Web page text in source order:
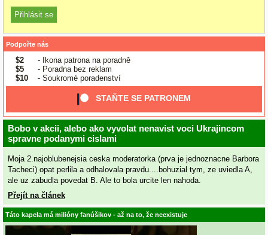
Podpořte nás
$2
- Ikona patrona na poradně
$5
- Poradna bez reklam
$10
- Soukromé poradenství
STAŇTE SE PATRONEM
Bobo v akcii, alebo ako vyvolat nenavist voci Ukrajincom
spravne podanymi cislami
Moja 2.najoblubenejsia ceska moderatorka (prva je jednoznacne Barbora
Tacheci) opat perlila a odhalovala pravdu....bohuzial tym, ze uviedla A,
ale uz zabudla povedat B. Ale to bola urcite len nahoda.
Přejít na článek
Táto kapela má milióny fanúšikov - až na to, že neexistuje